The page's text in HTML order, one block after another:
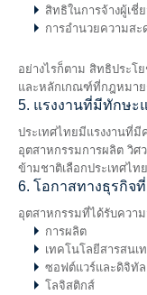
สิทธิในการจ้างผู้เชี่
การอำนวยความส
อย่างไรก็ตาม สิทธิประโ
และหลักเกณฑ์ที่กฎหมา
5. แรงงานที่มีทักษ
ประเทศไทยมีแรงงานที่มี
อุตสาหกรรมการผลิต วิศ
ข้ามชาติเลือกประเทศไท
6. โอกาสทางธุรกิจ
อุตสาหกรรมที่ได้รับควา
การผลิต
เทคโนโลยีสารสนเ
ซอฟต์แวร์และดิจิทัล
โลจิสติกส์